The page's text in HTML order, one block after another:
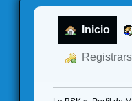
Inicio